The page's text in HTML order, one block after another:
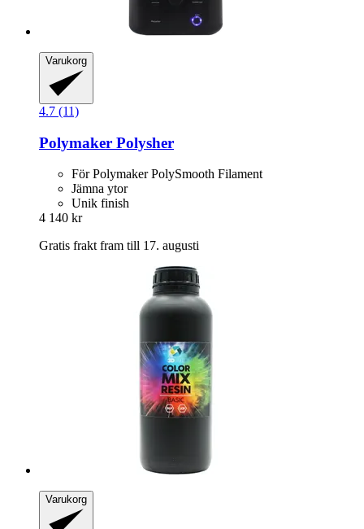
Varukorg
4.7 (11)
Polymaker Polysher
För Polymaker PolySmooth Filament
Jämna ytor
Unik finish
4 140 kr
Gratis frakt fram till 17. augusti
Varukorg